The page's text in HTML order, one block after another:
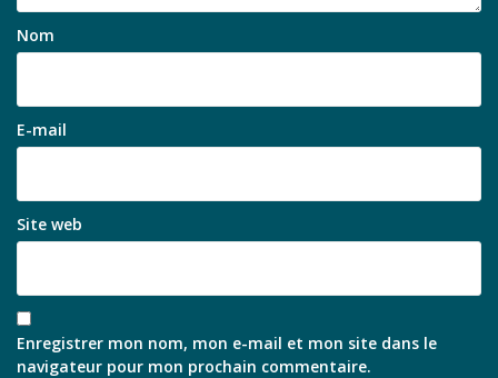
Nom
E-mail
Site web
Enregistrer mon nom, mon e-mail et mon site dans le
navigateur pour mon prochain commentaire.